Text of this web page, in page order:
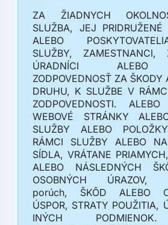
ZA ŽIADNYCH
SLUŽBA, JEJ PRIDRUŽENÉ
ALEBO
SLUŽBY, ZAMESTNANCI,
ÚRADNÍCI ALEBO
ZODPOVEDNOSŤ ZA ŠKODY
DRUHU, K SLUŽBE V
ZODPOVEDNOSTI.
WEBOVÉ STRÁNKY
SLUŽBY ALEBO
RÁMCI SLUŽBY ALEBO
SÍDLA, VRÁTANE
ALEBO NÁSLEDNÝCH
OSOBNÝCH ÚRAZOV,
porúch, ŠKÔD ALEBO
ÚSPOR, STRATY POUŽITIA,
INÝCH